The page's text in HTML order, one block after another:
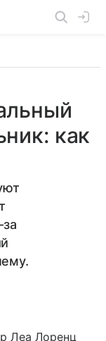
как
Леа Лоренц